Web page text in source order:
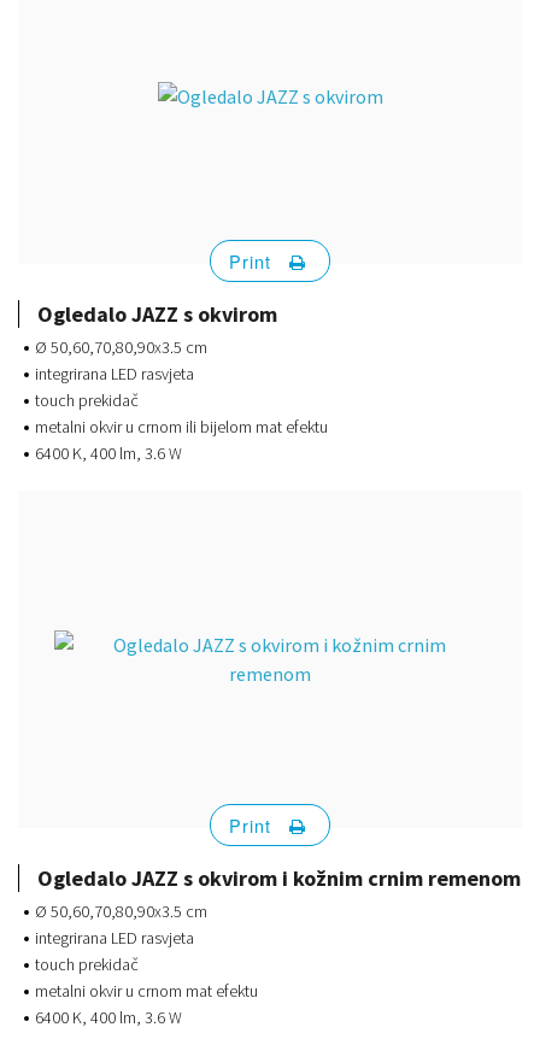
Ogledalo JAZZ s okvirom
Ø 50,60,70,80,90x3.5 cm
integrirana LED rasvjeta
touch prekidač
metalni okvir u crnom ili bijelom mat efektu
6400 K, 400 lm, 3.6 W
Print
Ogledalo JAZZ s okvirom i kožnim crnim remenom
Ø 50,60,70,80,90x3.5 cm
integrirana LED rasvjeta
touch prekidač
metalni okvir u crnom mat efektu
6400 K, 400 lm, 3.6 W
Print